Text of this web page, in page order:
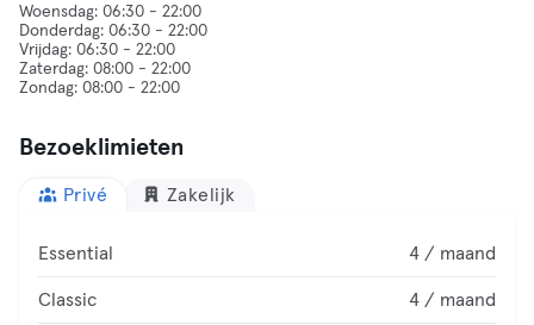
Woensdag: 06:30 - 22:00
Donderdag: 06:30 - 22:00
Vrijdag: 06:30 - 22:00
Zaterdag: 08:00 - 22:00
Bezoeklimieten
Privé Zakelijk
Essential 4 / maand
Classic 4 / maand